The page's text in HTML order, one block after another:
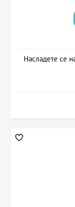
Насладете се